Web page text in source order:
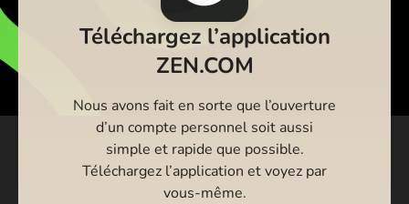
Téléchargez l’application
ZEN.COM
Nous avons fait en sorte que l’ouverture
d’un compte personnel soit aussi
simple et rapide que possible.
Téléchargez l’application et voyez par
vous-même.